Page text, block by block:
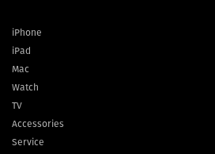
iPhone
iPad
Mac
Watch
TV
Accessories
Service